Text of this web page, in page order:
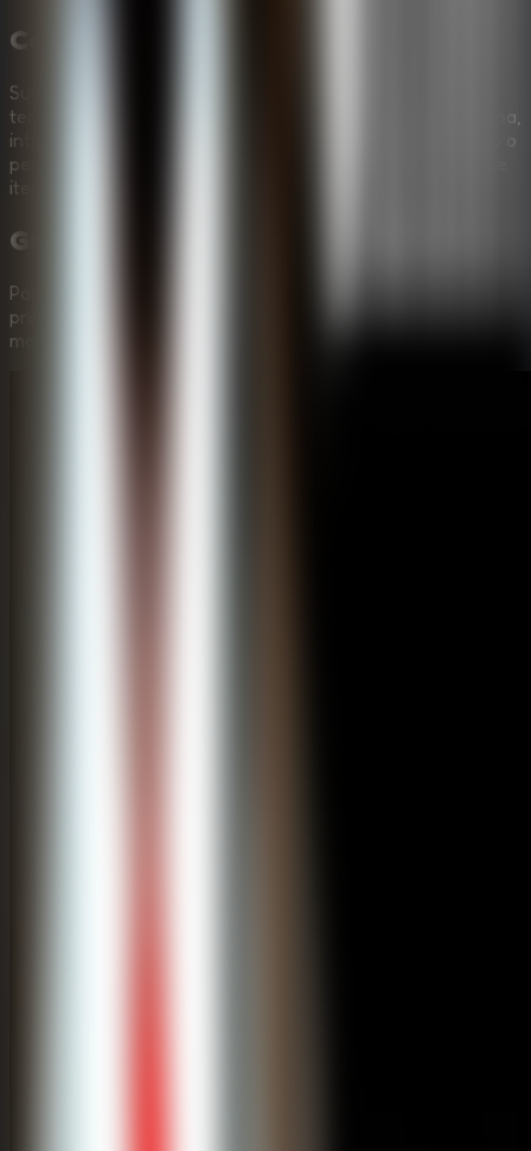
Como jogar Granny Sponge Bob
Sua missao e escapar da casa da Granny em cinco
tentativas, contadas como dias. Explore em primeira pessoa,
interaja com objetos uteis, agache ou esconda-se quando o
perigo chegar perto e evite barulho desnecessario, porque
itens derrubados podem levar Granny direto ate voce.
Guia em Video:
Para ajudar voce a avancar em
preparamos um video passo a passo com as estrategias
mais eficientes para resolver os puzzles.